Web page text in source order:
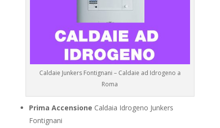
Caldaie Junkers Fontignani – Caldaie ad Idrogeno a
Roma
Prima Accensione Caldaia Idrogeno Junkers
Fontignani